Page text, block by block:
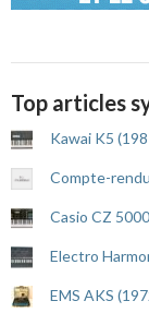
Top articles
Kawai K5
Compte-
Casio CZ
Electro
EMS AKS